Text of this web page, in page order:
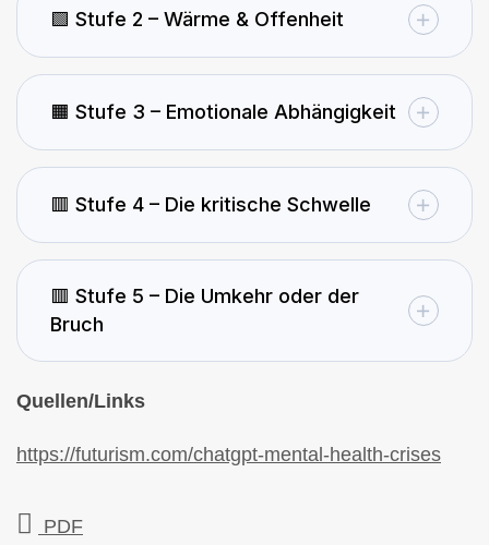
🟩 Stufe 2 – Wärme & Offenheit
🟧 Stufe 3 – Emotionale Abhängigkeit
🟥 Stufe 4 – Die kritische Schwelle
🟥 Stufe 5 – Die Umkehr oder der
Bruch
Quellen/Links
https://futurism.com/chatgpt-mental-health-crises
PDF